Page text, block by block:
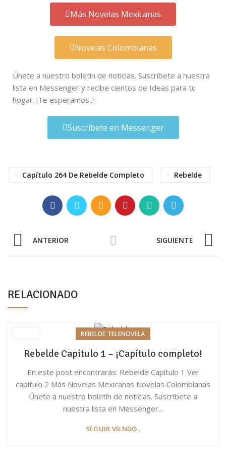
Más Novelas Mexicanas
Novelas Colombianas
Únete a nuestro boletín de noticias. Suscríbete a nuestra
lista en Messenger y recibe cientos de Ideas para tu
hogar. ¡Te esperamos..!
Suscríbete en Messenger
Capítulo 264 De Rebelde Completo Rebelde
ANTERIOR SIGUIENTE
RELACIONADO
REBELDE TELENOVELA
Rebelde Capítulo 1 – ¡Capítulo completo!
En este post encontrarás: Rebelde Capítulo 1 Ver
capítulo 2 Más Novelas Mexicanas Novelas Colombianas
Únete a nuestro boletín de noticias. Suscríbete a
nuestra lista en Messenger...
SEGUIR VIENDO..